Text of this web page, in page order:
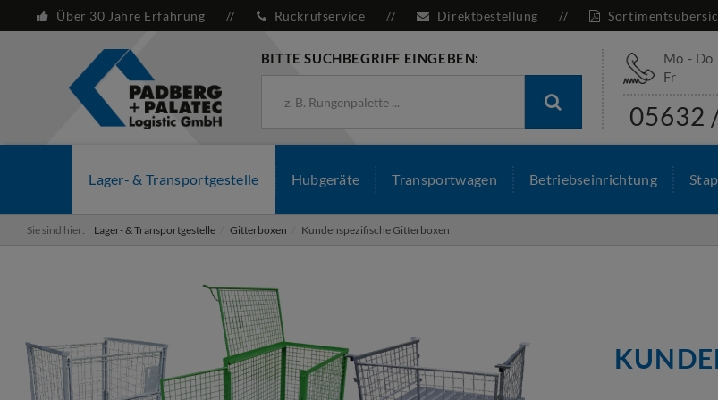
Über 30 Jahre Erfahrung Rückrufservice Direktbestellung
BITTE SUCHBEGRIFF EINGEBEN: Mo - Do
Fr
05632
Lager- & Transportgestelle Hubgeräte Transportwagen Betriebseinrichtung
Sie sind hier: Lager- & Transportgestelle Gitterboxen Kundenspezifische Gitterboxen